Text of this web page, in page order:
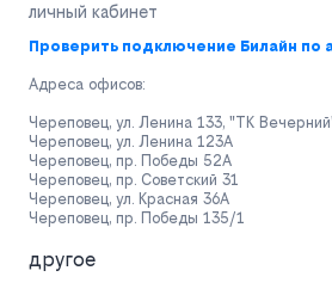
личный кабинет
Проверить подключение Билайн по
Адреса офисов:
Череповец, ул. Ленина 133, "ТК
Череповец, ул. Ленина 123А
Череповец, пр. Победы 52А
Череповец, пр. Советский 31
Череповец, ул. Красная 36А
Череповец, пр. Победы 135/1
другое